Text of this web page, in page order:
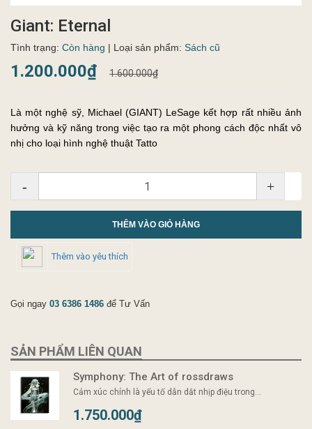
Giant: Eternal
Tình trạng: Còn hàng | Loại sản phẩm: Sách cũ
1.200.000₫ 1.600.000₫
Là một nghệ sỹ, Michael (GIANT) LeSage kết hợp rất nhiều ảnh
hưởng và kỹ năng trong việc tạo ra một phong cách độc nhất vô
- +
THÊM VÀO GIỎ HÀNG
Thêm vào yêu thích
Gọi ngay 03 6386 1486 để Tư Vấn
SẢN PHẨM LIÊN QUAN
Symphony: The Art of rossdraws
Cảm xúc chính là yếu tố dẫn dắt nhịp điệu trong...
1.750.000₫